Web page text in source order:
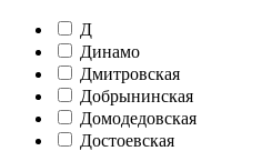
Д
Динамо
Дмитровская
Добрынинская
Домодедовская
Достоевская